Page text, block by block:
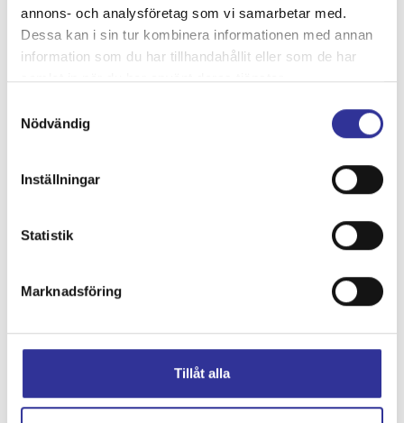
annons- och analysföretag som vi samarbetar med.
Dessa kan i sin tur kombinera informationen med annan
information som du har tillhandahållit eller som de har
samlat in när du har använt deras tjänster.
Nödvändig
Inställningar
Statistik
Marknadsföring
Tillåt alla
Gol – Hemorten ca 77 mil
och Norge bakom oss. Under kvällen når vi åter våra
Karta